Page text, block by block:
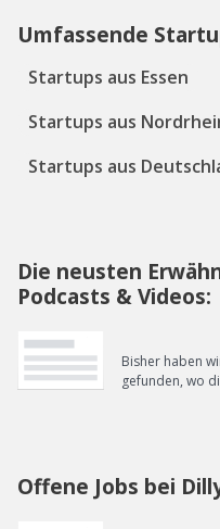
Umfassende
Startups aus Essen
Startups aus
Startups aus
Die neusten
Podcasts & Videos:
Bisher haben
gefunden, wo
Offene Jobs bei